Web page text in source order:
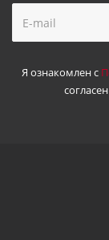
Я ознакомлен с